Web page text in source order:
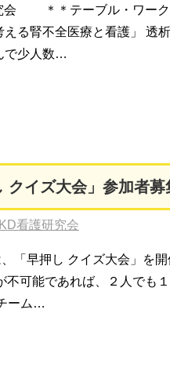
＊＊テーブル・ワーク
腎不全医療と看護」 透析
で少人数…
イズ大会」参加者募
看護研究会
「早押し クイズ大会」を
不可能であれば、２人でも
ーム…